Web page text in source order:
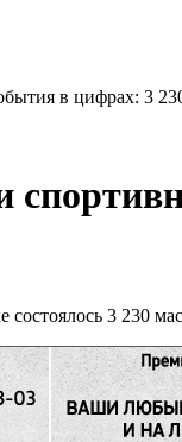
в цифрах: 3
3 230